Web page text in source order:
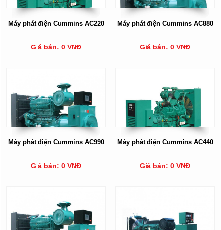
Máy phát điện Cummins AC220
Giá bán: 0 VNĐ
Máy phát điện Cummins AC880
Giá bán: 0 VNĐ
Máy phát điện Cummins AC990
Giá bán: 0 VNĐ
Máy phát điện Cummins AC440
Giá bán: 0 VNĐ